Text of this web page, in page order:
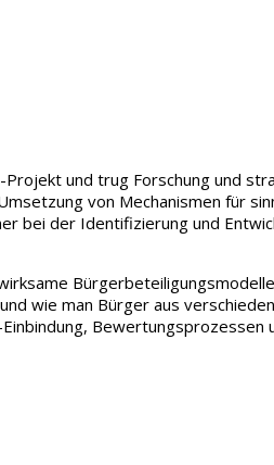
und trug Forschung und
von Mechanismen für
bei der Identifizierung und
wie man Bürger aus